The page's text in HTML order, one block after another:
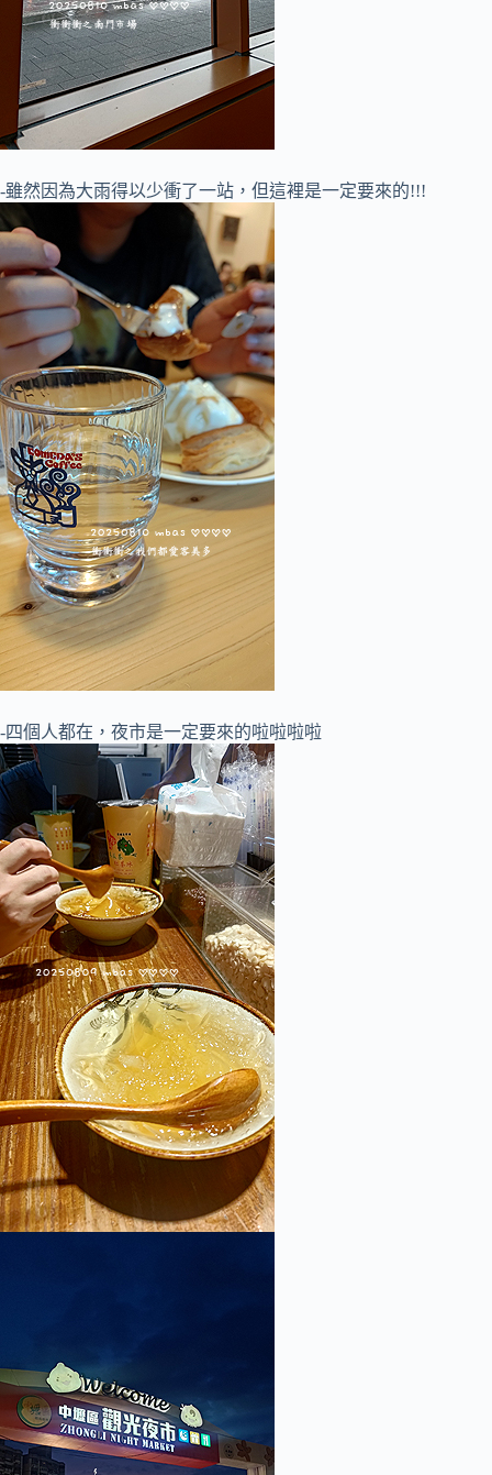
-雖然因為大雨得以少衝了一站，但這裡是一定要來的!!!
-四個人都在，夜市是一定要來的啦啦啦啦